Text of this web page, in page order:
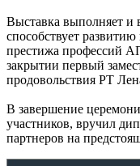
Выставка выполняет
способствует
престижа профессий
закрытии первый
продовольствия РТ
В завершение
участников, вручил
партнеров на